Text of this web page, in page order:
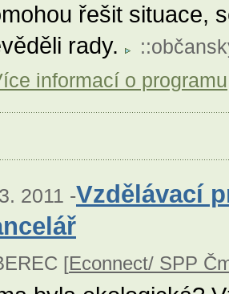
řešit situace,
rady.
::
informací o programu
2011 -Vzdělávací
[Econnect/ SPP